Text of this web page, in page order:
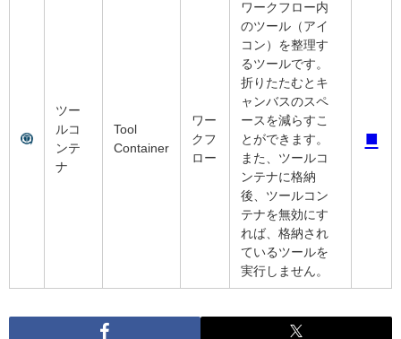
ツー
ルコ
ンテ
ナ
Tool
Container
ワー
クフ
ロー
ワークフロー内
のツール（アイ
コン）を整理す
るツールです。
折りたたむとキ
ャンバスのスペ
ースを減らすこ
とができます。
また、ツールコ
ンテナに格納
後、ツールコン
テナを無効にす
れば、格納され
ているツールを
実行しません。
■